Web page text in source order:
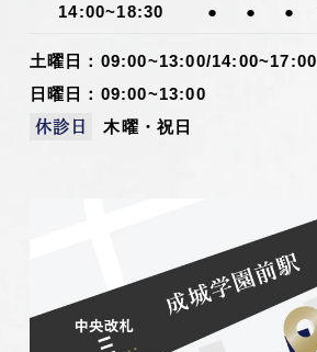
14:00~18:30 ● ● ●
土曜日：09:00~13:00/14:00~17:00
日曜日：09:00~13:00
休診日 木曜・祝日